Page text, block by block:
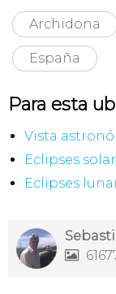
Archidona
España
Para esta
Vista
Eclipses
Eclipses
